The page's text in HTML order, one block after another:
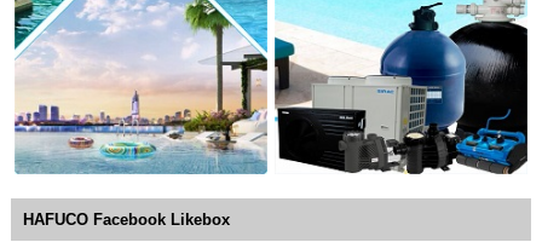
HAFUCO Facebook Likebox